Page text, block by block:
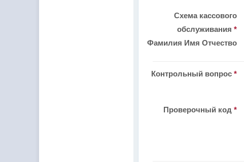
Схема кассового
обслуживания *
Фамилия Имя Отчество
Контрольный вопрос *
Проверочный код *